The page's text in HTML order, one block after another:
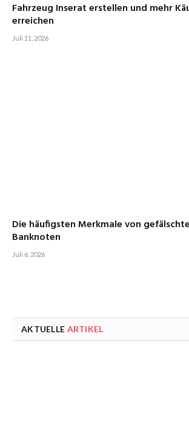
Fahrzeug Inserat erstellen und mehr
erreichen
Juli 11, 2026
Die häufigsten Merkmale von
Banknoten
Juli 6, 2026
AKTUELLE ARTIKEL